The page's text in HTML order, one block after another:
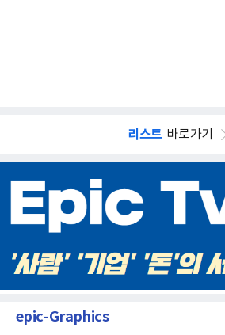
리스트 바로가기
epic-Graphics